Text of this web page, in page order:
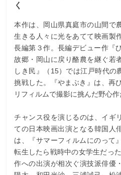
く
本作は、岡山県真庭市の山間で
生きる人々に光をあてて映画製
長編第３作。長編デビュー作『
故郷・岡山に戻り酪農を継ぐ若
しき民』（15）では江戸時代の
挑戦した。『やまぶき』は、再
リフィルムで撮影に挑んだ野心作
チャンス役を演じるのは、イギ
ての日本映画出演となる韓国人
は、『サマーフィルムにのって
転生したら戦時中の女学生だっ
作への出演が相次ぐ演技派俳優